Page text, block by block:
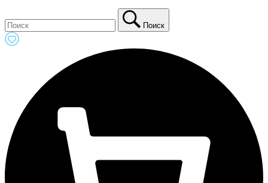
Поиск